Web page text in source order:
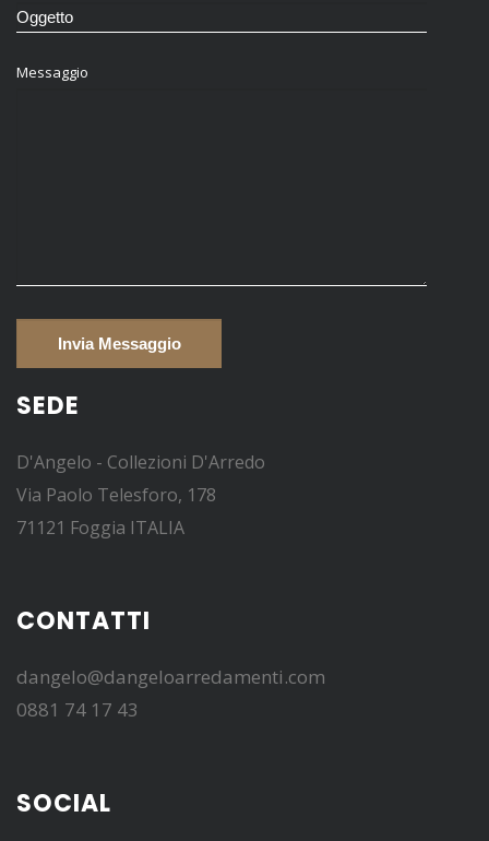
Messaggio
SEDE
D'Angelo - Collezioni D'Arredo
Via Paolo Telesforo, 178
71121 Foggia ITALIA
CONTATTI
dangelo@dangeloarredamenti.com
0881 74 17 43
SOCIAL